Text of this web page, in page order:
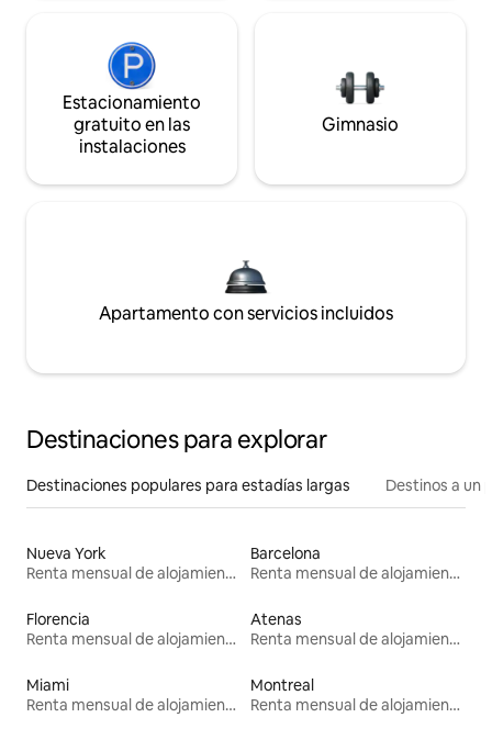
Estacionamiento
gratuito en las
instalaciones
Gimnasio
Apartamento con servicios incluidos
Destinaciones para explorar
Destinaciones populares para estadías largas Destinos a un
Nueva York
Renta mensual de alojamientos
Barcelona
Renta mensual de alojamientos
Florencia
Renta mensual de alojamientos
Atenas
Renta mensual de alojamientos
Miami
Renta mensual de alojamientos
Montreal
Renta mensual de alojamientos